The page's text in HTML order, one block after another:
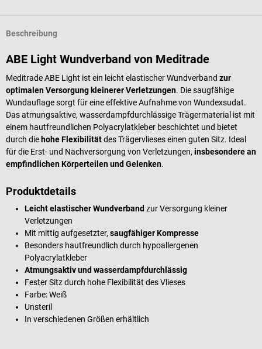
Beschreibung
ABE Light Wundverband von Meditrade
Meditrade ABE Light ist ein leicht elastischer Wundverband zur
optimalen Versorgung kleinerer Verletzungen. Die saugfähige
Wundauflage sorgt für eine effektive Aufnahme von Wundexsudat.
Das atmungsaktive, wasserdampfdurchlässige Trägermaterial ist mit
einem hautfreundlichen Polyacrylatkleber beschichtet und bietet
durch die hohe Flexibilitätdes Trägervlieses einen guten Sitz. Ideal
für die Erst- und Nachversorgung von Verletzungen, insbesondere an
empfindlichen Körperteilen und Gelenken.
Produktdetails
Leicht elastischer Wundverband zur Versorgung kleiner
Verletzungen
Mit mittig aufgesetzter, saugfähiger Kompresse
Besonders hautfreundlich durch hypoallergenen
Polyacrylatkleber
Atmungsaktiv und wasserdampfdurchlässig
Fester Sitz durch hohe Flexibilität des Vlieses
Farbe: Weiß
Unsteril
In verschiedenen Größen erhältlich